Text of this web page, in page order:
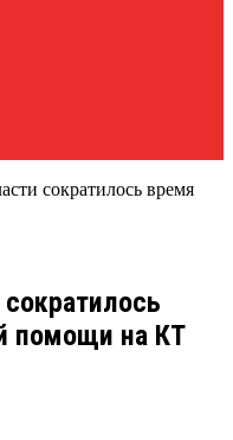
сократилось время
помощи на КТ